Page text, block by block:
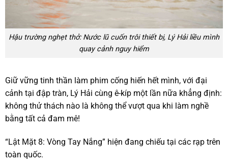
Hậu trường nghẹt thở: Nước lũ cuốn trôi thiết bị, Lý Hải liều mình
quay cảnh nguy hiểm
Giữ vững tinh thần làm phim cống hiến hết mình, với đại
cảnh tại đập tràn, Lý Hải cùng ê-kíp một lần nữa khẳng định:
không thử thách nào là không thể vượt qua khi làm nghề
bằng tất cả đam mê!
“Lật Mặt 8: Vòng Tay Nắng” hiện đang chiếu tại các rạp trên
toàn quốc.